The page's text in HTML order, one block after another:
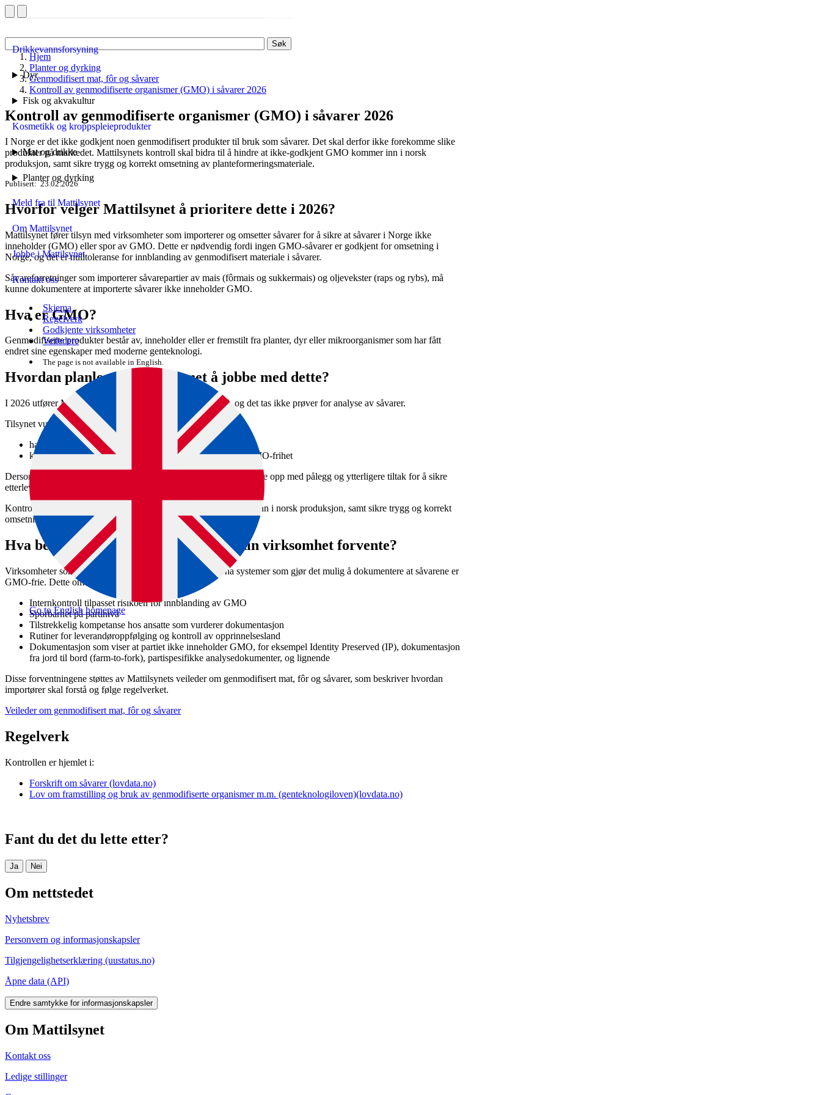
Søk
Drikkevannsforsyning
Dyr
Fisk og akvakultur
Kosmetikk og kroppspleieprodukter
Mat og drikke
Planter og dyrking
Meld fra til Mattilsynet
Om Mattilsynet
Jobbe i Mattilsynet
Kontakt oss
Skjema
Regelverk
Godkjente virksomheter
Veiledere
The page is not available in English.
Go to English homepage
Hjem
Planter og dyrking
Genmodifisert mat, fôr og såvarer
Kontroll av genmodifiserte organismer (GMO) i såvarer 2026
Kontroll av genmodifiserte organismer (GMO) i såvarer 2026
I Norge er det ikke godkjent noen genmodifisert produkter til bruk som såvarer. Det skal derfor ikke forekomme slike
produkter på markedet. Mattilsynets kontroll skal bidra til å hindre at ikke-godkjent GMO kommer inn i norsk
produksjon, samt sikre trygg og korrekt omsetning av planteformeringsmateriale.
Publisert 23.02.2026
Hvorfor velger Mattilsynet å prioritere dette i 2026?
Mattilsynet fører tilsyn med virksomheter som importerer og omsetter såvarer for å sikre at såvarer i Norge ikke
inneholder (GMO) eller spor av GMO. Dette er nødvendig fordi ingen GMO-såvarer er godkjent for omsetning i
Norge, og det er nulltoleranse for innblanding av genmodifisert materiale i såvarer.
Såvareforretninger som importerer såvarepartier av mais (fôrmais og sukkermais) og oljevekster (raps og rybs), må
kunne dokumentere at importerte såvarer ikke inneholder GMO.
Hva er GMO?
Genmodifiserte produkter består av, inneholder eller er fremstilt fra planter, dyr eller mikroorganismer som har fått
endret sine egenskaper med moderne genteknologi.
Hvordan planlegger Mattilsynet å jobbe med dette?
I 2026 utfører Mattilsynet en system- og dokumentkontroll, og det tas ikke prøver for analyse av såvarer.
Tilsynet vurderer om virksomheten
har tilstrekkelig internkontroll
kan fremvise etterprøvbar dokumentasjon som bekrefter GMO-frihet
Dersom dokumentasjonen ikke er tilstrekkelig, kan Mattilsynet følge opp med pålegg og ytterligere tiltak for å sikre
etterlevelse av regelverket.
Kontrollen skal bidra til å hindre at ikke-godkjent GMO kommer inn i norsk produksjon, samt sikre trygg og korrekt
omsetning av planteformeringsmateriale.
Hva betyr det for deg, og hva kan du/din virksomhet forvente?
Virksomheter som importerer eller håndterer såvarer skal ha systemer som gjør det mulig å dokumentere at såvarene er
GMO-frie. Dette omfatter:
Internkontroll tilpasset risikoen for innblanding av GMO
Sporbarhet på partinivå
Tilstrekkelig kompetanse hos ansatte som vurderer dokumentasjon
Rutiner for leverandøroppfølging og kontroll av opprinnelsesland
Dokumentasjon som viser at partiet ikke inneholder GMO, for eksempel Identity Preserved (IP), dokumentasjon
fra jord til bord (farm-to-fork), partispesifikke analysedokumenter, og lignende
Disse forventningene støttes av Mattilsynets veileder om genmodifisert mat, fôr og såvarer, som beskriver hvordan
importører skal forstå og følge regelverket.
Veileder om genmodifisert mat, fôr og såvarer
Regelverk
Kontrollen er hjemlet i:
Forskrift om såvarer (lovdata.no)
Lov om framstilling og bruk av genmodifiserte organismer m.m. (genteknologiloven)(lovdata.no)
Fant du det du lette etter?
Ja Nei
Om nettstedet
Nyhetsbrev
Personvern og informasjonskapsler
Tilgjengelighetserklæring (uustatus.no)
Åpne data (API)
Endre samtykke for informasjonskapsler
Om Mattilsynet
Kontakt oss
Ledige stillinger